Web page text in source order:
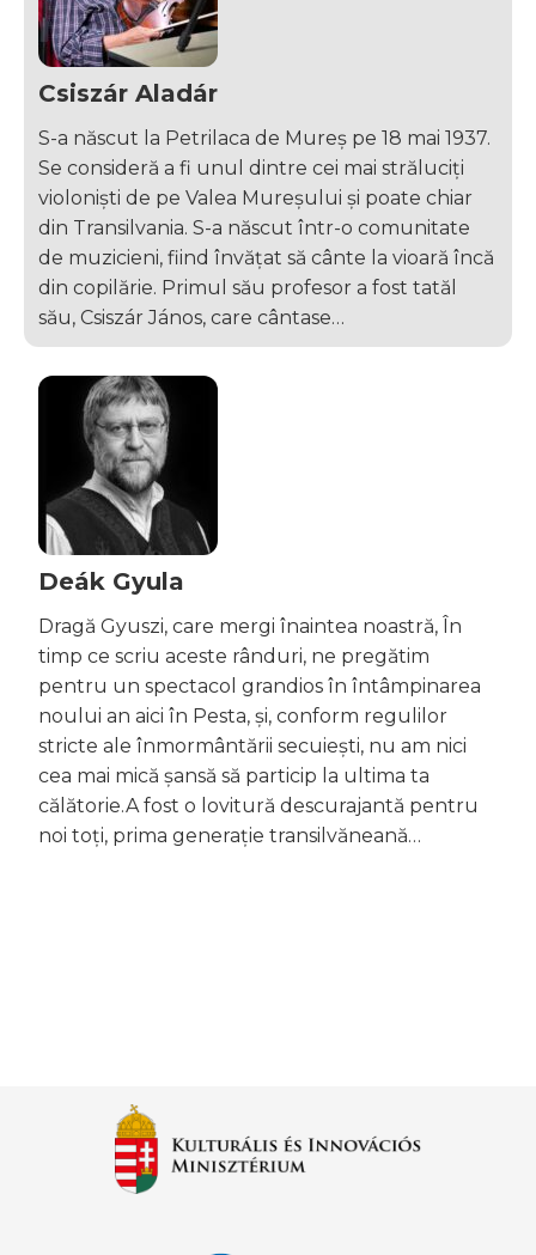
Csiszár Aladár
S-a născut la Petrilaca de Mureș pe 18 mai 1937.
Se consideră a fi unul dintre cei mai străluciți
violoniști de pe Valea Mureșului și poate chiar
din Transilvania. S-a născut într-o comunitate
de muzicieni, fiind învățat să cânte la vioară încă
din copilărie. Primul său profesor a fost tatăl
său, Csiszár János, care cântase…
Deák Gyula
Dragă Gyuszi, care mergi înaintea noastră, În
timp ce scriu aceste rânduri, ne pregătim
pentru un spectacol grandios în întâmpinarea
noului an aici în Pesta, și, conform regulilor
stricte ale înmormântării secuiești, nu am nici
cea mai mică șansă să particip la ultima ta
călătorie.A fost o lovitură descurajantă pentru
noi toți, prima generație transilvăneană…